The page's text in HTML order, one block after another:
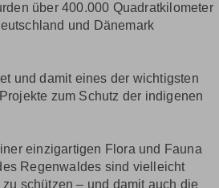
über 400.000 Quadratkilometer
und Dänemark
und damit eines der wichtigsten
zum Schutz der indigenen
einzigartigen Flora und Fauna
Regenwaldes sind vielleicht
schützen – und damit auch die